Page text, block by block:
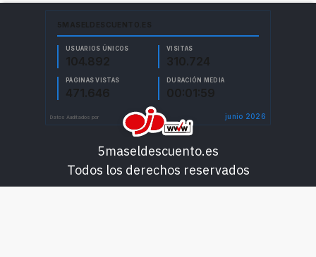
5maseldescuento.es
Todos los derechos reservados